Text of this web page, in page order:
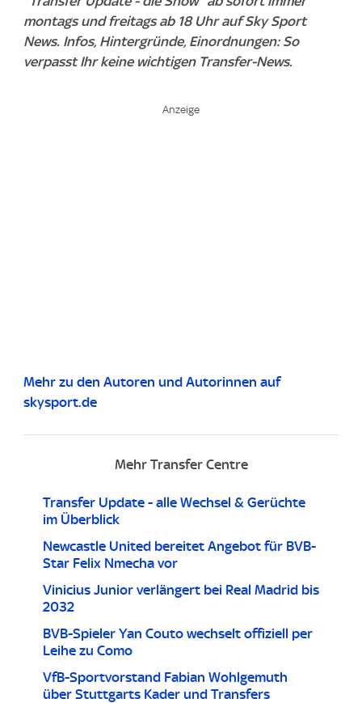
montags und freitags ab 18 Uhr auf Sky Sport
News. Infos, Hintergründe, Einordnungen: So
verpasst Ihr keine wichtigen Transfer-News.
Mehr zu den Autoren und Autorinnen auf
skysport.de
Mehr Transfer Centre
Transfer Update - alle Wechsel & Gerüchte
im Überblick
Newcastle United bereitet Angebot für BVB-
Star Felix Nmecha vor
Vinicius Junior verlängert bei Real Madrid bis
2032
BVB-Spieler Yan Couto wechselt offiziell per
Leihe zu Como
VfB-Sportvorstand Fabian Wohlgemuth
über Stuttgarts Kader und Transfers